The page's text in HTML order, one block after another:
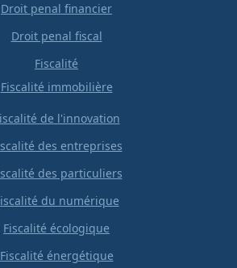
Droit penal financier
Droit penal fiscal
Fiscalité
Fiscalité immobilière
de l'innovation
des entreprises
des particuliers
du numérique
Fiscalité écologique
Fiscalité énergétique